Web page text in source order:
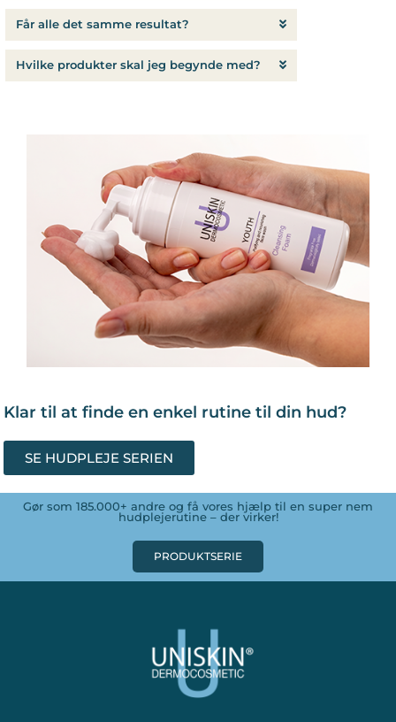
Får alle det samme resultat?
Hvilke produkter skal jeg begynde med?
Klar til at finde en enkel rutine til din hud?
SE HUDPLEJE SERIEN
Gør som 185.000+ andre og få vores hjælp til en super nem
hudplejerutine – der virker!
PRODUKTSERIE